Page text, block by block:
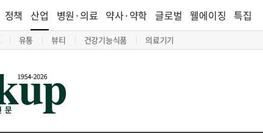
정책 산업
유통 뷰티 건강기능식품 의료기기
병원·의료 약사·약학 글로벌 웰에이징 특집